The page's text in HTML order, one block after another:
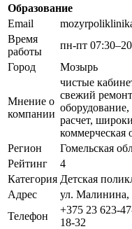
Образование
Email
Время
работы
пн-пт
Город
Мозырь
Мнение о
компании
чистые
свежий
расчет,
коммерческая
Регион
Гомельская
Рейтинг
4
Категория Детская
Адрес
ул. Малинина,
Телефон
+375 23 623-
18-32